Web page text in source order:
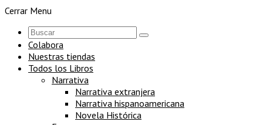
Cerrar Menu
Colabora
Nuestras tiendas
Todos los Libros
Narrativa
Narrativa extranjera
Narrativa hispanoamericana
Novela Histórica